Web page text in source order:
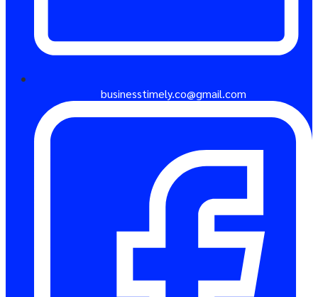
businesstimely.co@gmail.com